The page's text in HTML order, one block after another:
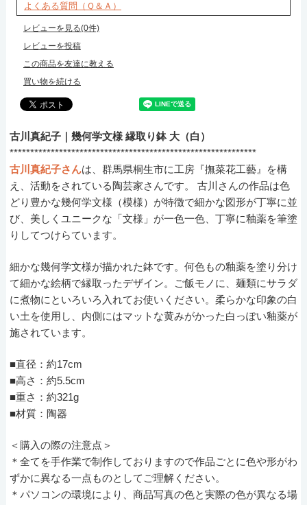
よくある質問（Ｑ＆Ａ）
レビューを見る(0件)
レビューを投稿
この商品を友達に教える
買い物を続ける
古川真紀子｜幾何学文様 縁取り鉢 大（白）
************************************************************
古川真紀子さんは、群馬県桐生市に工房『撫菜花工藝』を構
え、活動をされている陶芸家さんです。 古川さんの作品は色
どり豊かな幾何学文様（模様）が特徴で細かな図形が丁寧に並
び、美しくユニークな「文様」が一色一色、丁寧に釉薬を筆塗
りしてつけらています。
細かな幾何学文様が描かれた鉢です。何色もの釉薬を塗り分け
て細かな絵柄で縁取ったデザイン。ご飯モノに、麺類にサラダ
に煮物にといろいろ入れてお使いください。柔らかな印象の白
い土を使用し、内側にはマットな黄みがかった白っぽい釉薬が
施されています。
■直径：約17cm
■高さ：約5.5cm
■重さ：約321g
■材質：陶器
＜購入の際の注意点＞
＊全てを手作業で制作しておりますので作品ごとに色や形がわ
ずかに異なる一点ものとしてご理解ください。
＊パソコンの環境により、商品写真の色と実際の色が異なる場